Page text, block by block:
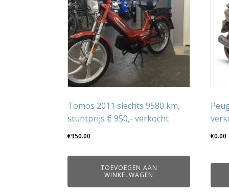
Tomos 2011 slechts 9580 km,
stuntprijs € 950,- verkocht
€950.00
TOEVOEGEN AAN
WINKELWAGEN
€0.00